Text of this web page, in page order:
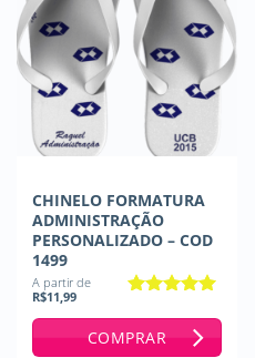
CHINELO FORMATURA
ADMINISTRAÇÃO
PERSONALIZADO – COD
1499
A partir de
R$11,99
COMPRAR